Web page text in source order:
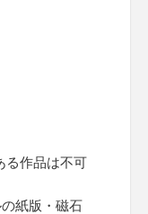
る作品は不可
紙版・磁石